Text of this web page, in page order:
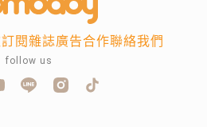
訂閱雜誌廣告合作聯絡我們
follow us